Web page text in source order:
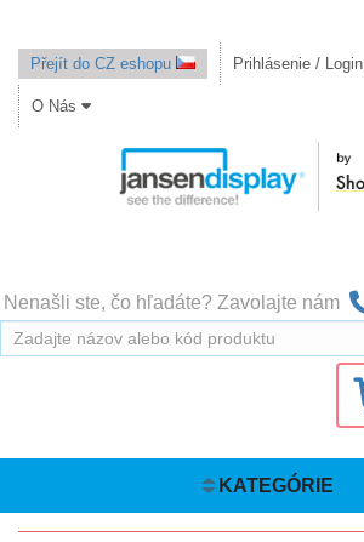
Přejít do CZ eshopu Prihlásenie / Login
O Nás
Nenašli ste, čo hľadáte? Zavolajte nám
KATEGÓRIE